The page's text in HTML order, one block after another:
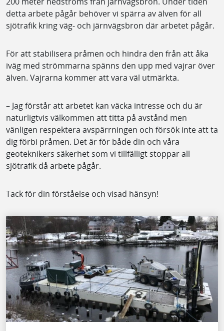
detta arbete pågår behöver vi spärra av älven för all
sjötrafik kring väg- och järnvägsbron där arbetet pågår.
För att stabilisera pråmen och hindra den från att åka
iväg med strömmarna spänns den upp med vajrar över
älven. Vajrarna kommer att vara väl utmärkta.
– Jag förstår att arbetet kan väcka intresse och du är
naturligtvis välkommen att titta på avstånd men
vänligen respektera avspärrningen och försök inte att ta
dig förbi pråmen. Det är för både din och våra
geoteknikers säkerhet som vi tillfälligt stoppar all
sjötrafik då arbete pågår.
Tack för din förståelse och visad hänsyn!